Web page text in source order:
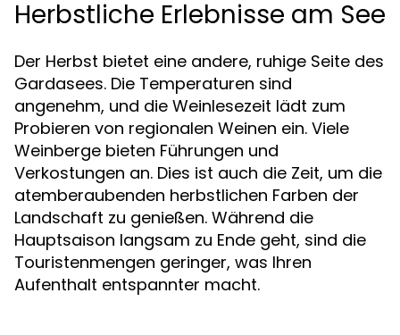
Herbstliche Erlebnisse am See
Der Herbst bietet eine andere, ruhige Seite des
Gardasees. Die Temperaturen sind
angenehm, und die Weinlesezeit lädt zum
Probieren von regionalen Weinen ein. Viele
Weinberge bieten Führungen und
Verkostungen an. Dies ist auch die Zeit, um die
atemberaubenden herbstlichen Farben der
Landschaft zu genießen. Während die
Hauptsaison langsam zu Ende geht, sind die
Touristenmengen geringer, was Ihren
Aufenthalt entspannter macht.